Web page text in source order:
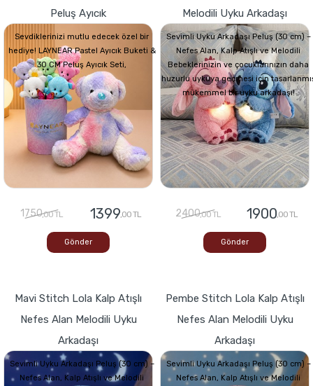
Peluş Ayıcık
Sevdiklerinizi mutlu edecek özel bir
hediye! LAYNEAR Pastel Ayıcık Buketi &
30 CM Peluş Ayıcık Seti,
1750,00 TL 1399,00 TL
Gönder
Melodili Uyku Arkadaşı
Sevimli Uyku Arkadaşı Peluş (30 cm) –
Nefes Alan, Kalp Atışlı ve Melodili
Bebeklerinizin ve çocuklarınızın daha
huzurlu uykuya geçmesi için
mükemmel bir uyku arkadaşı!
2400,00 TL 1900,00 TL
Gönder
Mavi Stitch Lola Kalp Atışlı
Nefes Alan Melodili Uyku
Arkadaşı
Sevimli Uyku Arkadaşı Peluş (30 cm) –
Nefes Alan, Kalp Atışlı ve Melodili
Pembe Stitch Lola Kalp Atışlı
Nefes Alan Melodili Uyku
Arkadaşı
Sevimli Uyku Arkadaşı Peluş (30 cm) –
Nefes Alan, Kalp Atışlı ve Melodili